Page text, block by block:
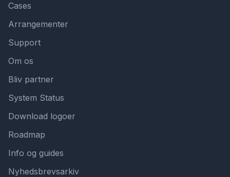
Cases
Arrangementer
Support
Om os
Bliv partner
System Status
Download logoer
Roadmap
Info og guides
Nyhedsbrevsarkiv